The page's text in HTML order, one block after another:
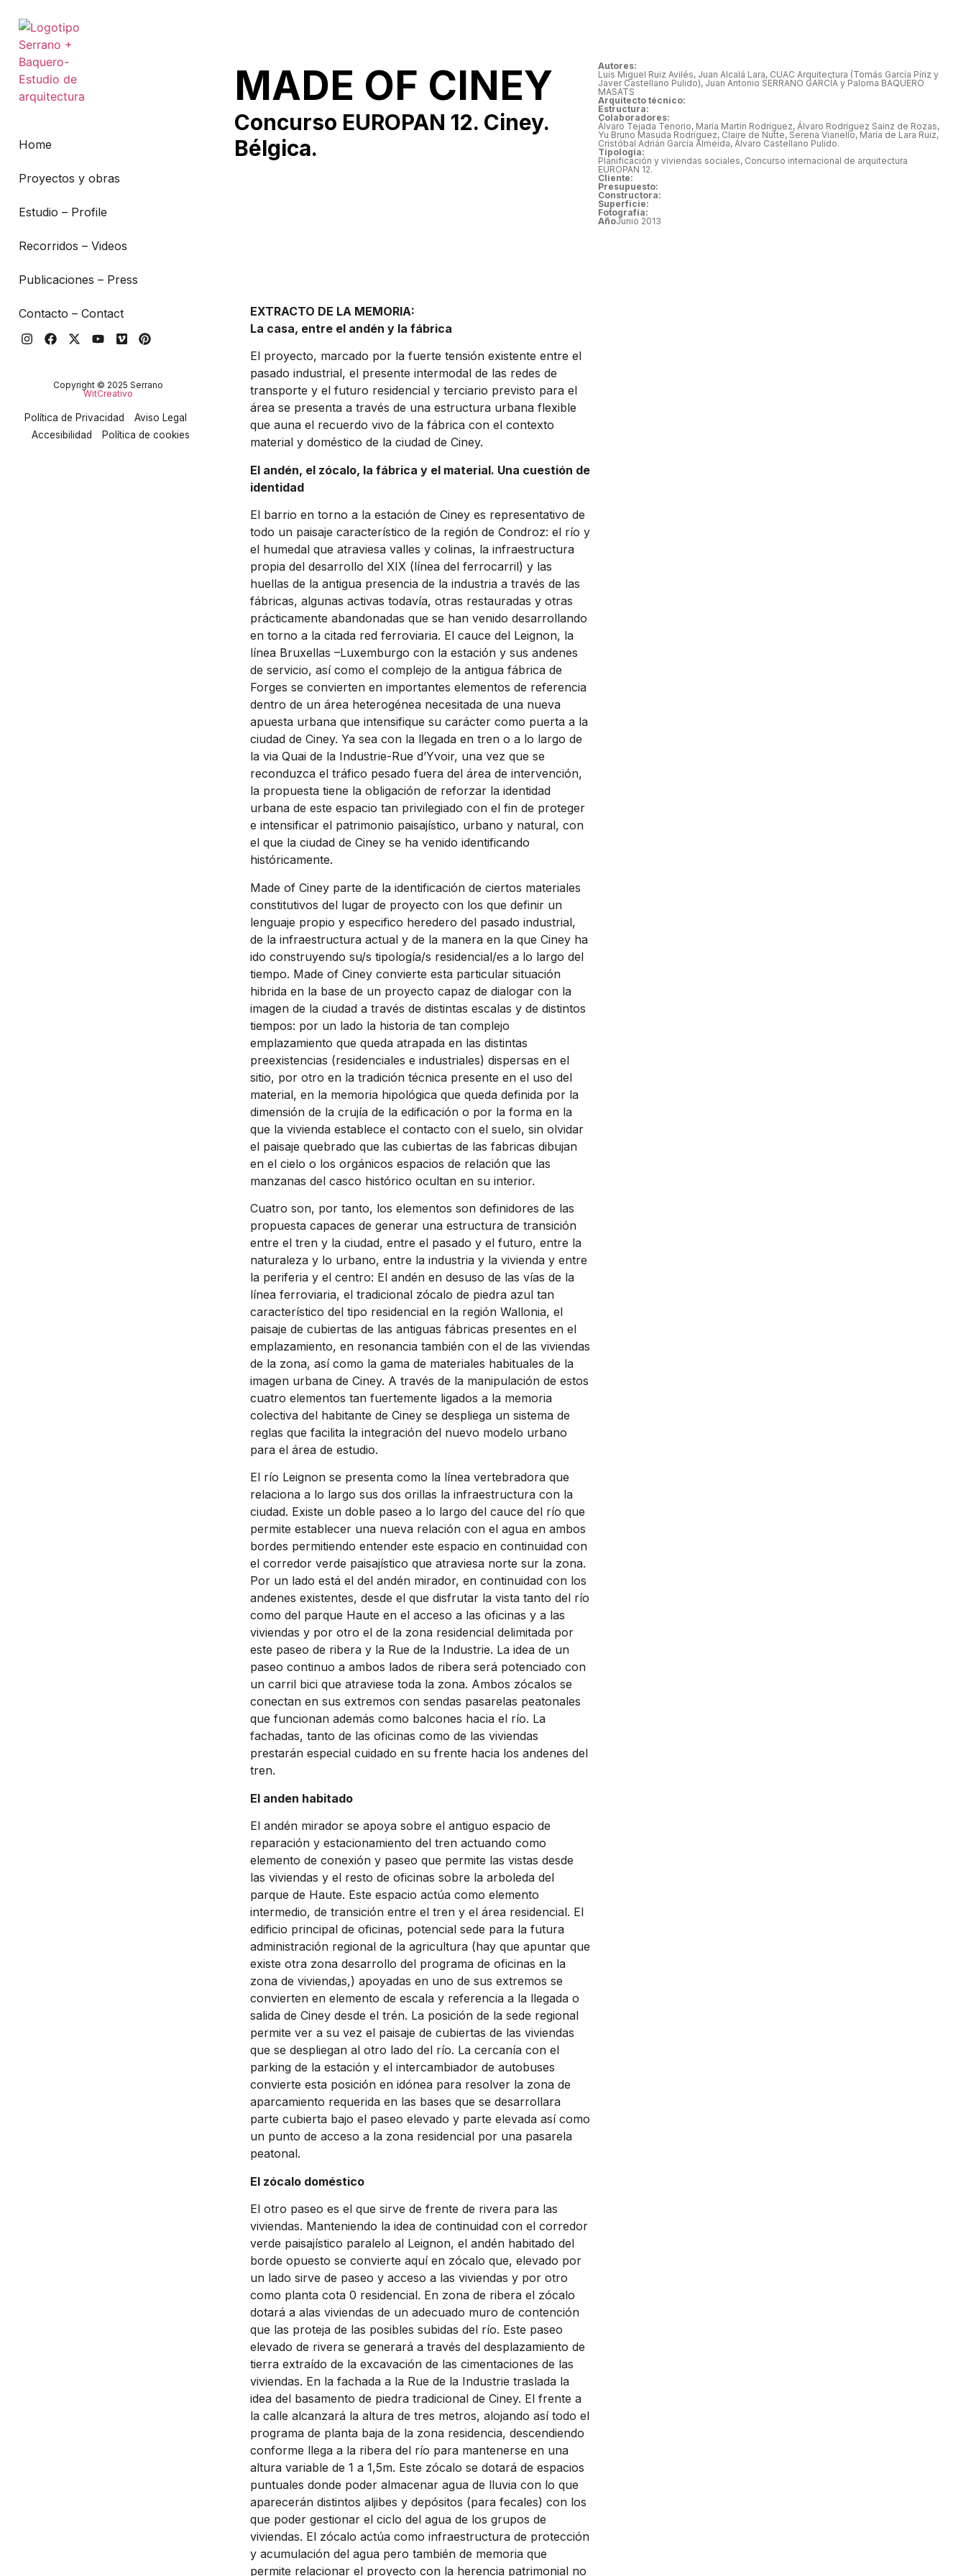
Home
Proyectos y obras
Estudio – Profile
Recorridos – Videos
Publicaciones – Press
Contacto – Contact
Copyright © 2025 Serrano
WitCreativo
Política de Privacidad
Aviso Legal
Accesibilidad
Política de cookies
MADE OF CINEY
Concurso EUROPAN 12. Ciney.
Bélgica.
Autores:
Luis Miguel Ruiz Avilés, Juan Alcalá Lara, CUAC Arquitectura (Tomás García Píriz y
Javer Castellano Pulido), Juan Antonio SERRANO GARCÍA y Paloma BAQUERO
MASATS
Arquitecto técnico:
Estructura:
Colaboradores:
Álvaro Tejada Tenorio, María Martín Rodríguez, Álvaro Rodríguez Sainz de Rozas,
Yu Bruno Masuda Rodríguez, Claire de Nutte, Serena Vianello, María de Lara Ruiz,
Cristóbal Adrián García Almeida, Álvaro Castellano Pulido.
Tipología:
Planificación y viviendas sociales, Concurso internacional de arquitectura
EUROPAN 12.
Cliente:
Presupuesto:
Constructora:
Superficie:
Fotografía:
AñoJunio 2013
EXTRACTO DE LA MEMORIA:
La casa, entre el andén y la fábrica
El proyecto, marcado por la fuerte tensión existente entre el
pasado industrial, el presente intermodal de las redes de
transporte y el futuro residencial y terciario previsto para el
área se presenta a través de una estructura urbana flexible
que auna el recuerdo vivo de la fábrica con el contexto
material y doméstico de la ciudad de Ciney.
El andén, el zócalo, la fábrica y el material. Una cuestión de
identidad
El barrio en torno a la estación de Ciney es representativo de
todo un paisaje característico de la región de Condroz: el río y
el humedal que atraviesa valles y colinas, la infraestructura
propia del desarrollo del XIX (línea del ferrocarril) y las
huellas de la antigua presencia de la industria a través de las
fábricas, algunas activas todavía, otras restauradas y otras
prácticamente abandonadas que se han venido desarrollando
en torno a la citada red ferroviaria. El cauce del Leignon, la
línea Bruxellas –Luxemburgo con la estación y sus andenes
de servicio, así como el complejo de la antigua fábrica de
Forges se convierten en importantes elementos de referencia
dentro de un área heterogénea necesitada de una nueva
apuesta urbana que intensifique su carácter como puerta a la
ciudad de Ciney. Ya sea con la llegada en tren o a lo largo de
la via Quai de la Industrie-Rue d’Yvoir, una vez que se
reconduzca el tráfico pesado fuera del área de intervención,
la propuesta tiene la obligación de reforzar la identidad
urbana de este espacio tan privilegiado con el fin de proteger
e intensificar el patrimonio paisajístico, urbano y natural, con
el que la ciudad de Ciney se ha venido identificando
históricamente.
Made of Ciney parte de la identificación de ciertos materiales
constitutivos del lugar de proyecto con los que definir un
lenguaje propio y especifico heredero del pasado industrial,
de la infraestructura actual y de la manera en la que Ciney ha
ido construyendo su/s tipología/s residencial/es a lo largo del
tiempo. Made of Ciney convierte esta particular situación
hibrida en la base de un proyecto capaz de dialogar con la
imagen de la ciudad a través de distintas escalas y de distintos
tiempos: por un lado la historia de tan complejo
emplazamiento que queda atrapada en las distintas
preexistencias (residenciales e industriales) dispersas en el
sitio, por otro en la tradición técnica presente en el uso del
material, en la memoria hipológica que queda definida por la
dimensión de la crujía de la edificación o por la forma en la
que la vivienda establece el contacto con el suelo, sin olvidar
el paisaje quebrado que las cubiertas de las fabricas dibujan
en el cielo o los orgánicos espacios de relación que las
manzanas del casco histórico ocultan en su interior.
Cuatro son, por tanto, los elementos son definidores de las
propuesta capaces de generar una estructura de transición
entre el tren y la ciudad, entre el pasado y el futuro, entre la
naturaleza y lo urbano, entre la industria y la vivienda y entre
la periferia y el centro: El andén en desuso de las vías de la
línea ferroviaria, el tradicional zócalo de piedra azul tan
característico del tipo residencial en la región Wallonia, el
paisaje de cubiertas de las antiguas fábricas presentes en el
emplazamiento, en resonancia también con el de las viviendas
de la zona, así como la gama de materiales habituales de la
imagen urbana de Ciney. A través de la manipulación de estos
cuatro elementos tan fuertemente ligados a la memoria
colectiva del habitante de Ciney se despliega un sistema de
reglas que facilita la integración del nuevo modelo urbano
para el área de estudio.
El río Leignon se presenta como la línea vertebradora que
relaciona a lo largo sus dos orillas la infraestructura con la
ciudad. Existe un doble paseo a lo largo del cauce del río que
permite establecer una nueva relación con el agua en ambos
bordes permitiendo entender este espacio en continuidad con
el corredor verde paisajístico que atraviesa norte sur la zona.
Por un lado está el del andén mirador, en continuidad con los
andenes existentes, desde el que disfrutar la vista tanto del río
como del parque Haute en el acceso a las oficinas y a las
viviendas y por otro el de la zona residencial delimitada por
este paseo de ribera y la Rue de la Industrie. La idea de un
paseo continuo a ambos lados de ribera será potenciado con
un carril bici que atraviese toda la zona. Ambos zócalos se
conectan en sus extremos con sendas pasarelas peatonales
que funcionan además como balcones hacia el río. La
fachadas, tanto de las oficinas como de las viviendas
prestarán especial cuidado en su frente hacia los andenes del
tren.
El anden habitado
El andén mirador se apoya sobre el antiguo espacio de
reparación y estacionamiento del tren actuando como
elemento de conexión y paseo que permite las vistas desde
las viviendas y el resto de oficinas sobre la arboleda del
parque de Haute. Este espacio actúa como elemento
intermedio, de transición entre el tren y el área residencial. El
edificio principal de oficinas, potencial sede para la futura
administración regional de la agricultura (hay que apuntar que
existe otra zona desarrollo del programa de oficinas en la
zona de viviendas,) apoyadas en uno de sus extremos se
convierten en elemento de escala y referencia a la llegada o
salida de Ciney desde el trén. La posición de la sede regional
permite ver a su vez el paisaje de cubiertas de las viviendas
que se despliegan al otro lado del río. La cercanía con el
parking de la estación y el intercambiador de autobuses
convierte esta posición en idónea para resolver la zona de
aparcamiento requerida en las bases que se desarrollara
parte cubierta bajo el paseo elevado y parte elevada así como
un punto de acceso a la zona residencial por una pasarela
peatonal.
El zócalo doméstico
El otro paseo es el que sirve de frente de rivera para las
viviendas. Manteniendo la idea de continuidad con el corredor
verde paisajístico paralelo al Leignon, el andén habitado del
borde opuesto se convierte aquí en zócalo que, elevado por
un lado sirve de paseo y acceso a las viviendas y por otro
como planta cota 0 residencial. En zona de ribera el zócalo
dotará a alas viviendas de un adecuado muro de contención
que las proteja de las posibles subidas del río. Este paseo
elevado de rivera se generará a través del desplazamiento de
tierra extraído de la excavación de las cimentaciones de las
viviendas. En la fachada a la Rue de la Industrie traslada la
idea del basamento de piedra tradicional de Ciney. El frente a
la calle alcanzará la altura de tres metros, alojando así todo el
programa de planta baja de la zona residencia, descendiendo
conforme llega a la ribera del río para mantenerse en una
altura variable de 1 a 1,5m. Este zócalo se dotará de espacios
puntuales donde poder almacenar agua de lluvia con lo que
aparecerán distintos aljibes y depósitos (para fecales) con los
que poder gestionar el ciclo del agua de los grupos de
viviendas. El zócalo actúa como infraestructura de protección
y acumulación del agua pero también de memoria que
permite relacionar el proyecto con la herencia patrimonial no